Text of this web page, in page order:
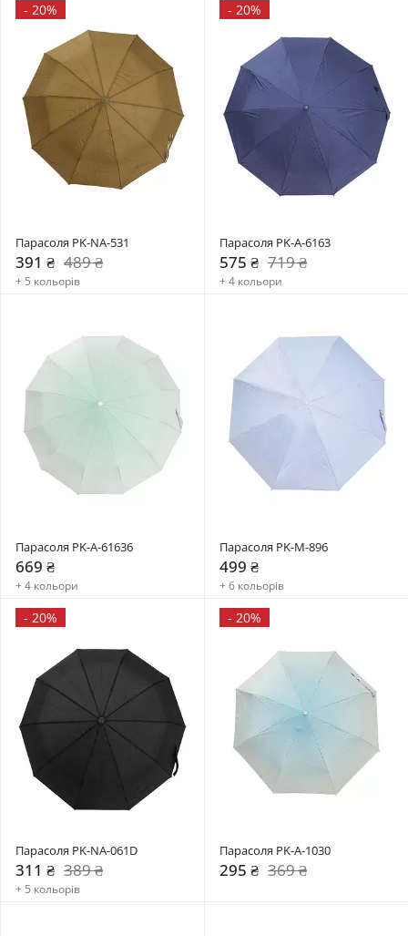
- 20%
Парасоля PK-NA-531
391 ₴ 489 ₴
+ 5 кольорів
- 20%
Парасоля PK-A-6163
575 ₴ 719 ₴
+ 4 кольори
Парасоля PK-A-61636
669 ₴
+ 4 кольори
Парасоля PK-M-896
499 ₴
+ 6 кольорів
- 20%
Парасоля PK-NA-061D
311 ₴ 389 ₴
+ 5 кольорів
- 20%
Парасоля PK-A-1030
295 ₴ 369 ₴